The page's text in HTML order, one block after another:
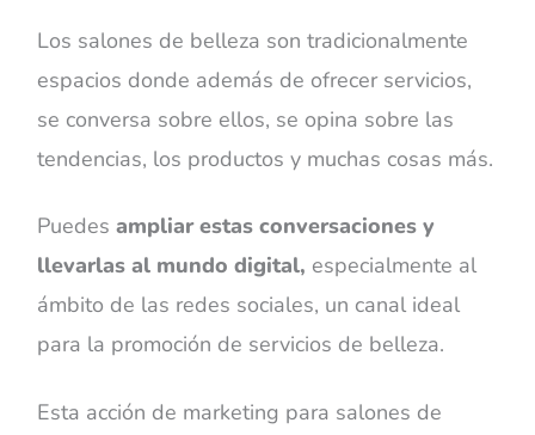
Los salones de belleza son tradicionalmente
espacios donde además de ofrecer servicios,
se conversa sobre ellos, se opina sobre las
tendencias, los productos y muchas cosas más.
Puedesampliar estas conversaciones y
llevarlas al mundo digital, especialmente al
ámbito de las redes sociales, un canal ideal
para la promoción de servicios de belleza.
Esta acción de marketing para salones de